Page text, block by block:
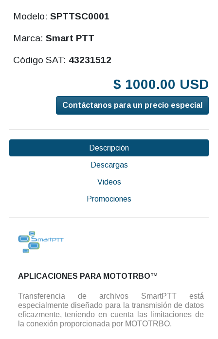
Modelo:SPTTSC0001
Marca:Smart PTT
Código SAT: 43231512
$ 1000.00 USD
Contáctanos para un precio especial
Descripción
Descargas
Videos
Promociones
APLICACIONES PARA MOTOTRBO™
Transferencia de archivos SmartPTT está
especialmente diseñado para la transmisión de datos
eficazmente, teniendo en cuenta las limitaciones de
la conexión proporcionada por MOTOTRBO.